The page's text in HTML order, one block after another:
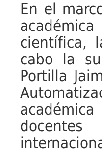
En el
científica,
cabo la
Portilla